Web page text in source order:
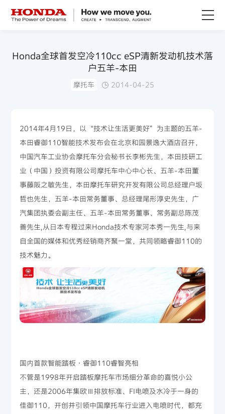
技术创新
赛事运动
新闻资讯
Honda全球首发空冷110cc eSP清新发动机技术落
户五羊-本田
摩托车 2014-04-25
2014年4月19日，以“技术让生活更美好”为主题的五羊-
本田睿御110智能技术发布会在北京和园景逸大酒店召开，
中国汽车工业协会摩托车分会秘书长李彬先生，本田技研工
业（中国）投资有限公司摩托车中心中心长、五羊-本田董
事藤阪之敏先生，本田摩托车研究开发有限公司总经理户坂
哲也先生，五羊-本田常务董事、总经理尾形淳史先生，广
汽集团执委会副主任、五羊-本田常务董事、常务副总陈茂
善先生,从日本专程过来Honda技术专家河本秀一先生,与来
自全国的媒体和优秀经销商齐聚一堂，共同领略睿御110的
技术魅力。
国内首款智能踏板·睿御110睿智亮相
不管是1998年开启踏板摩托车市场细分革命的喜悦小公
主，还是2006年集欧Ⅲ排放标准、FI电喷及水冷于一身的
佳御110，开创并引领中国摩托车行业进入电喷时代，都充